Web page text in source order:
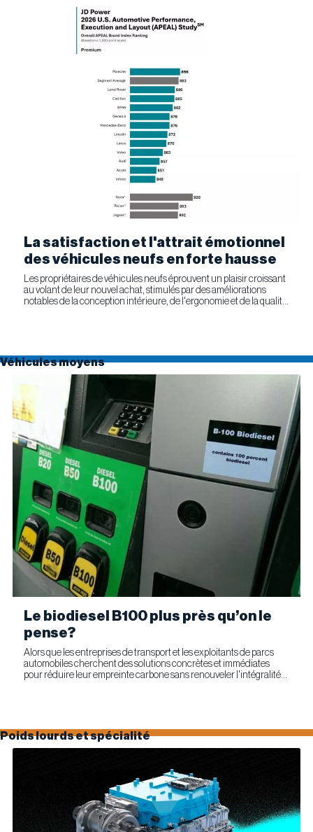
La satisfaction et l'attrait émotionnel
des véhicules neufs en forte hausse
Les propriétaires de véhicules neufs éprouvent un plaisir croissant
au volant de leur nouvel achat, stimulés par des améliorations
notables de la conception intérieure, de l'ergonomie et de la qualité
Véhicules moyens
Le biodiesel B100 plus près qu’on le
pense?
Alors que les entreprises de transport et les exploitants de parcs
automobiles cherchent des solutions concrètes et immédiates
pour réduire leur empreinte carbone sans renouveler l'intégralité
Poids lourds et spécialité